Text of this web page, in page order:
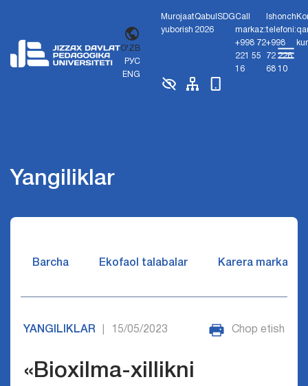
O'ZB
РУС
ENG
Murojaat
yuborish
Qabul
2026
SDGCall
markaz:
+998 72
221 55
16
Ishonch
telefoni:
+998
72 226
68 10
Yangiliklar
Barcha Ekofaol talabalar Karera markazi
YANGILIKLAR 15/05/2023 Chop etish
«Bioxilma-xillikni